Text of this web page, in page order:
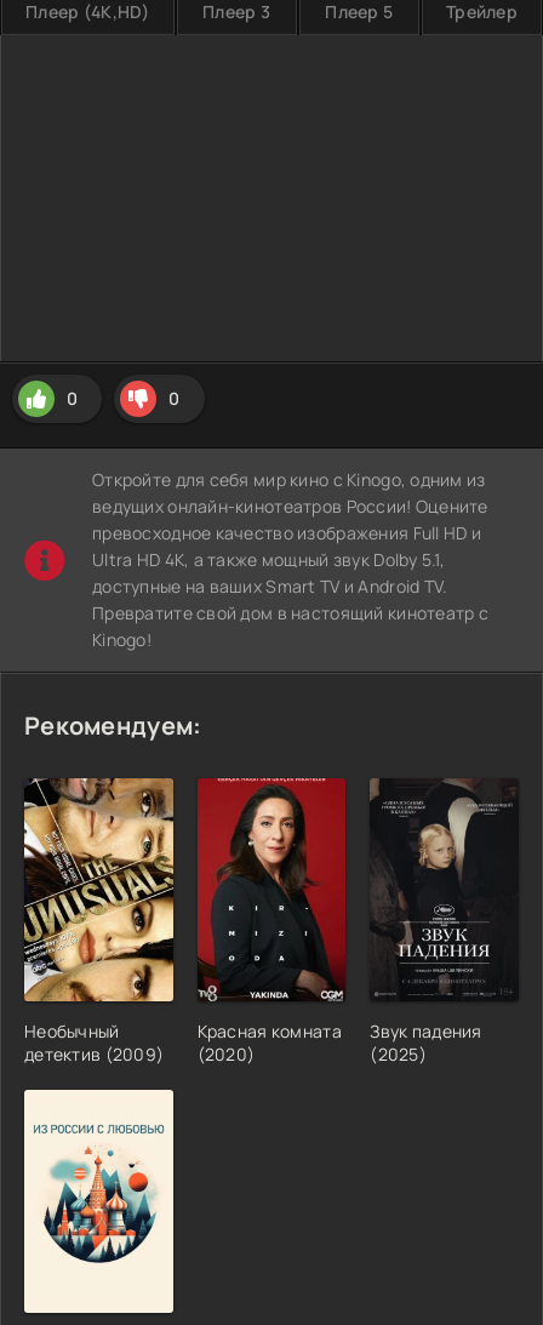
Плеер (4K,HD) Плеер 3 Плеер 5 Трейлер
0 0
Откройте для себя мир кино с Kinogo, одним из
ведущих онлайн-кинотеатров России! Оцените
превосходное качество изображения Full HD и
Ultra HD 4K, а также мощный звук Dolby 5.1,
доступные на ваших Smart TV и Android TV.
Превратите свой дом в настоящий кинотеатр с
Kinogo!
Рекомендуем:
Необычный
детектив (2009)
Красная комната
(2020)
Звук падения
(2025)